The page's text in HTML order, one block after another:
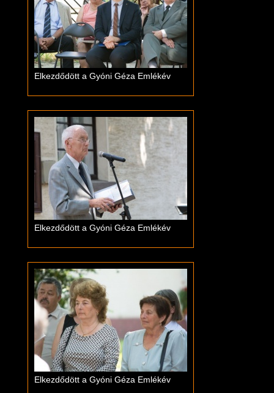
Elkezdődött a Gyóni Géza Emlékév
Elkezdődött a Gyóni Géza Emlékév
Elkezdődött a Gyóni Géza Emlékév